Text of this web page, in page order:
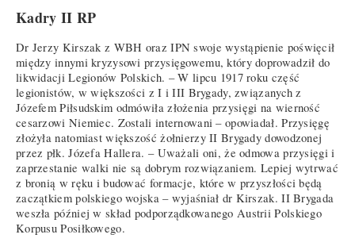
Kadry II RP
Dr Jerzy Kirszak z WBH oraz IPN swoje wystąpienie poświęcił
między innymi kryzysowi przysięgowemu, który doprowadził do
likwidacji Legionów Polskich. – W lipcu 1917 roku część
legionistów, w większości z I i III Brygady, związanych z
Józefem Piłsudskim odmówiła złożenia przysięgi na wierność
cesarzowi Niemiec. Zostali internowani – opowiadał. Przysięgę
złożyła natomiast większość żołnierzy II Brygady dowodzonej
przez płk. Józefa Hallera. – Uważali oni, że odmowa przysięgi i
zaprzestanie walki nie są dobrym rozwiązaniem. Lepiej wytrwać
z bronią w ręku i budować formacje, które w przyszłości będą
zaczątkiem polskiego wojska – wyjaśniał dr Kirszak. II Brygada
weszła później w skład podporządkowanego Austrii Polskiego
Korpusu Posiłkowego.